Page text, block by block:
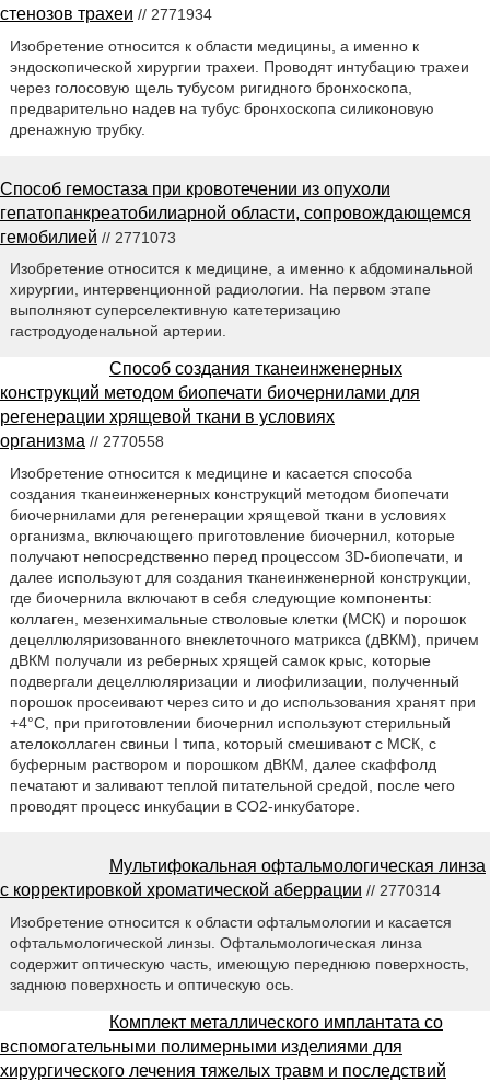
стенозов трахеи // 2771934
Изобретение относится к области медицины, а именно к
эндоскопической хирургии трахеи. Проводят интубацию трахеи
через голосовую щель тубусом ригидного бронхоскопа,
предварительно надев на тубус бронхоскопа силиконовую
дренажную трубку.
Способ гемостаза при кровотечении из опухоли
гепатопанкреатобилиарной области, сопровождающемся
гемобилией // 2771073
Изобретение относится к медицине, а именно к абдоминальной
хирургии, интервенционной радиологии. На первом этапе
выполняют суперселективную катетеризацию
гастродуоденальной артерии.
Способ создания тканеинженерных
конструкций методом биопечати биочернилами для
регенерации хрящевой ткани в условиях
организма // 2770558
Изобретение относится к медицине и касается способа
создания тканеинженерных конструкций методом биопечати
биочернилами для регенерации хрящевой ткани в условиях
организма, включающего приготовление биочернил, которые
получают непосредственно перед процессом 3D-биопечати, и
далее используют для создания тканеинженерной конструкции,
где биочернила включают в себя следующие компоненты:
коллаген, мезенхимальные стволовые клетки (МСК) и порошок
децеллюляризованного внеклеточного матрикса (дВКМ), причем
дВКМ получали из реберных хрящей самок крыс, которые
подвергали децеллюляризации и лиофилизации, полученный
порошок просеивают через сито и до использования хранят при
+4°С, при приготовлении биочернил используют стерильный
ателоколлаген свиньи I типа, который смешивают с МСК, с
буферным раствором и порошком дВКМ, далее скаффолд
печатают и заливают теплой питательной средой, после чего
проводят процесс инкубации в CO2-инкубаторе.
Мультифокальная офтальмологическая линза
с корректировкой хроматической аберрации // 2770314
Изобретение относится к области офтальмологии и касается
офтальмологической линзы. Офтальмологическая линза
содержит оптическую часть, имеющую переднюю поверхность,
заднюю поверхность и оптическую ось.
Комплект металлического имплантата со
вспомогательными полимерными изделиями для
хирургического лечения тяжелых травм и последствий